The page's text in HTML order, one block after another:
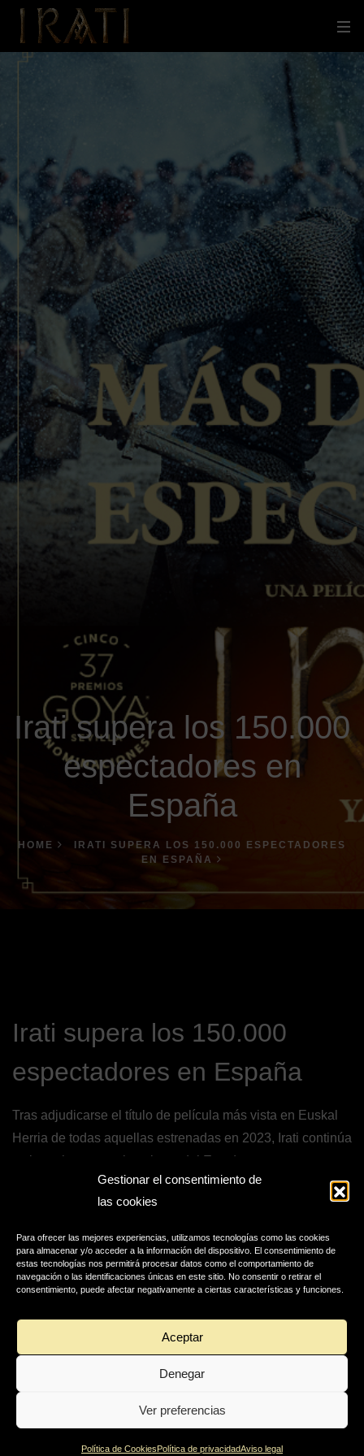
Gestionar el consentimiento de
las cookies
Para ofrecer las mejores experiencias, utilizamos tecnologías como las cookies
para almacenar y/o acceder a la información del dispositivo. El consentimiento de
estas tecnologías nos permitirá procesar datos como el comportamiento de
navegación o las identificaciones únicas en este sitio. No consentir o retirar el
consentimiento, puede afectar negativamente a ciertas características y funciones.
Aceptar
Denegar
Ver preferencias
Política de CookiesPolítica de privacidadAviso legal
Irati supera los 150.000
espectadores en
España
HOME
IRATI SUPERA LOS 150.000 ESPECTADORES
EN ESPAÑA
Irati supera los 150.000
espectadores en España
Tras adjudicarse el título de película más vista en Euskal
Herria de todas aquellas estrenadas en 2023, Irati continúa
su buen hacer en el conjunto del Estado.
De esta forma, con ya siete semanas en cartelera, el
espectadores situándose cerca de 1 millón de euros en
recaudación.
territorio vasco, donde la película tiene todavía recorrido.